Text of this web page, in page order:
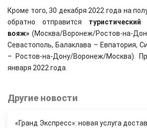
Кроме того, 30 декабря 2022 года на
обратно отправится
вояж» (Москва/Воронеж/Ростов-на-
Севастополь, Балаклава – Евпатория,
– Ростов-на-Дону/Воронеж/Москва).
января 2022 года.
Другие новости
«Гранд Экспресс»: новая услуга